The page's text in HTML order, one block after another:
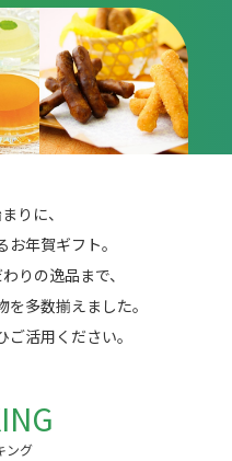
りに、
年賀ギフト。
りの逸品まで、
多数揃えました。
活用ください。
ング